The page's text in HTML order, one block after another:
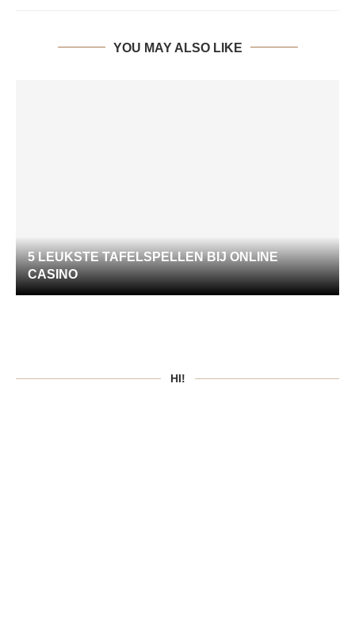
YOU MAY ALSO LIKE
5 LEUKSTE TAFELSPELLEN BIJ ONLINE
CASINO
HI!